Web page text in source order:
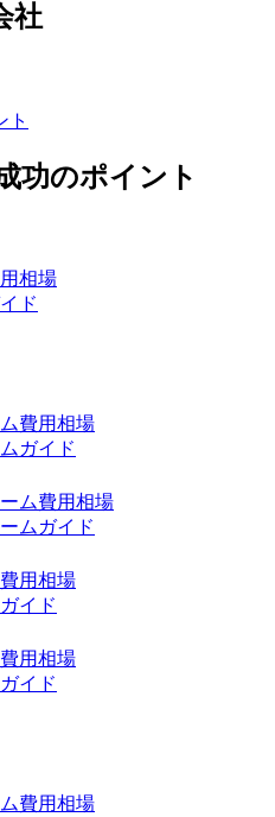
社
ト
功のポイント
相場
ド
費用相場
ガイド
ム費用相場
ムガイド
用相場
イド
用相場
イド
費用相場